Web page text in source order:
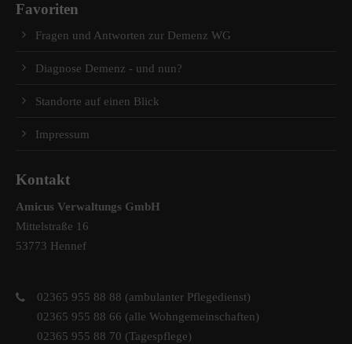
Favoriten
Fragen und Antworten zur Demenz WG
Diagnose Demenz - und nun?
Standorte auf einen Blick
Impressum
Kontakt
Amicus Verwaltungs GmbH
Mittelstraße 16
53773 Hennef
02365 955 88 88 (ambulanter Pflegedienst)
02365 955 88 66 (alle Wohngemeinschaften)
02365 955 88 70 (Tagespflege)